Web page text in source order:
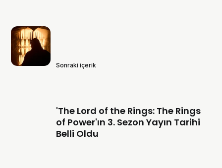
Sonraki içerik
'The Lord of the Rings: The Rings
of Power'ın 3. Sezon Yayın Tarihi
Belli Oldu